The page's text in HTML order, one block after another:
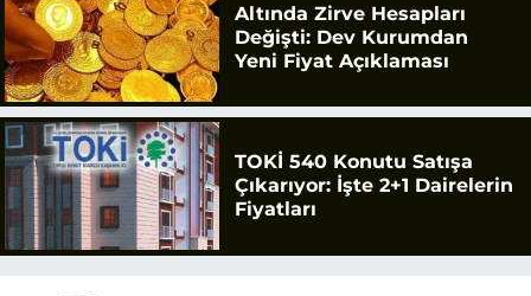
Altında Zirve Hesapları
Değişti: Dev Kurumdan
Yeni Fiyat Açıklaması
TOKİ 540 Konutu Satışa
Çıkarıyor: İşte 2+1 Dairelerin
Fiyatları